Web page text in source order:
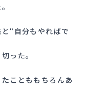
“自分もやればで
った。
ことももちろんあ